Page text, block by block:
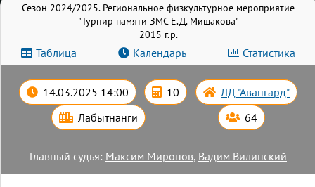
Сезон 2024/2025. Региональное физкультурное мероприятие
"Турнир памяти ЗМС Е.Д. Мишакова"
2015 г.р.
Таблица Календарь Статистика
14.03.2025 14:00 10 ЛД "Авангард"
Лабытнанги 64
Главный судья: Максим Миронов, Вадим Вилинский